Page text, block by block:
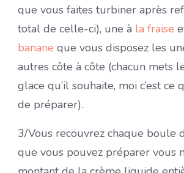
que vous faites turbiner après
total de celle-ci), une à la fraise
banane que vous disposez les
autres côte à côte (chacun mets
glace qu’il souhaite, moi c’est ce
de préparer).
3/Vous recouvrez chaque boule
que vous pouvez préparer vous